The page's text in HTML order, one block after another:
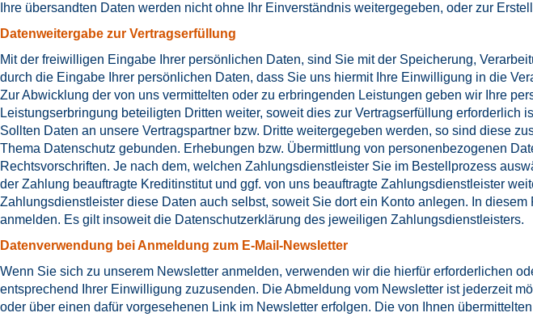
Ihre übersandten Daten werden nicht ohne Ihr Einverständnis weitergegeben, oder zur
Datenweitergabe zur Vertragserfüllung
Mit der freiwilligen Eingabe Ihrer persönlichen Daten, sind Sie mit der Speicherung,
durch die Eingabe Ihrer persönlichen Daten, dass Sie uns hiermit Ihre Einwilligung in die
Zur Abwicklung der von uns vermittelten oder zu erbringenden Leistungen geben wir Ihre
Leistungserbringung beteiligten Dritten weiter, soweit dies zur Vertragserfüllung erforderlich
Sollten Daten an unsere Vertragspartner bzw. Dritte weitergegeben werden, so sind diese
Thema Datenschutz gebunden. Erhebungen bzw. Übermittlung von personenbezogenen
Rechtsvorschriften. Je nach dem, welchen Zahlungsdienstleister Sie im Bestellprozess
der Zahlung beauftragte Kreditinstitut und ggf. von uns beauftragte Zahlungsdienstleister
Zahlungsdienstleister diese Daten auch selbst, soweit Sie dort ein Konto anlegen. In
anmelden. Es gilt insoweit die Datenschutzerklärung des jeweiligen Zahlungsdienstleisters.
Datenverwendung bei Anmeldung zum E-Mail-Newsletter
Wenn Sie sich zu unserem Newsletter anmelden, verwenden wir die hierfür erforderlichen
entsprechend Ihrer Einwilligung zuzusenden. Die Abmeldung vom Newsletter ist jederzeit
oder über einen dafür vorgesehenen Link im Newsletter erfolgen. Die von Ihnen